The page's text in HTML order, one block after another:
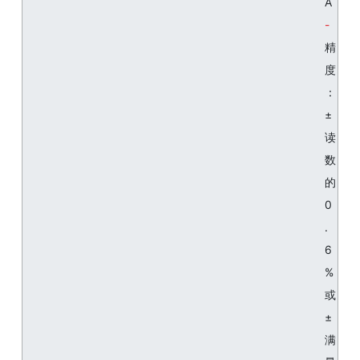
精
度
：
±
读
数
的
0
.
6
%
或
±
满